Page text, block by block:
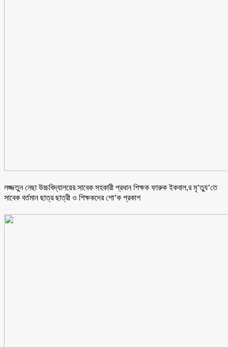
লজ্জতুন নেছা উচ্চবিদ্যালয়ের সাবেক সহকারী প্রধান শিক্ষক ফারুক ইকবাল,র মৃ’ত্যু’তে
সাবেক বর্তমান ছাত্র ছাত্রী ও শিক্ষকদের শো’ক প্রকাশ